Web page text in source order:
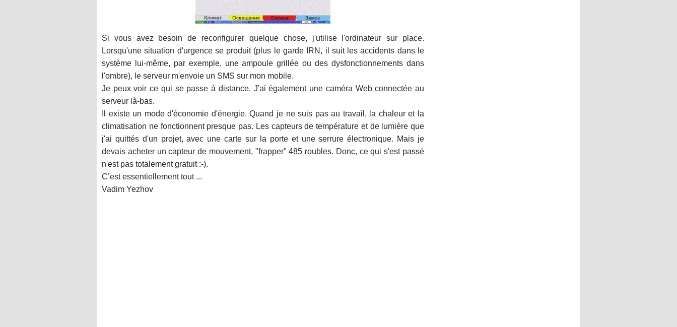
Si vous avez besoin de reconfigurer quelque chose, j'utilise l'ordinateur sur place.
Lorsqu'une situation d'urgence se produit (plus le garde IRN, il suit les accidents dans le
système lui-même, par exemple, une ampoule grillée ou des dysfonctionnements dans
l'ombre), le serveur m'envoie un SMS sur mon mobile.
Je peux voir ce qui se passe à distance. J'ai également une caméra Web connectée au
serveur là-bas.
Il existe un mode d'économie d'énergie. Quand je ne suis pas au travail, la chaleur et la
climatisation ne fonctionnent presque pas. Les capteurs de température et de lumière que
j'ai quittés d'un projet, avec une carte sur la porte et une serrure électronique. Mais je
devais acheter un capteur de mouvement, "frapper" 485 roubles. Donc, ce qui s'est passé
n'est pas totalement gratuit :-).
C’est essentiellement tout ...
Vadim Yezhov